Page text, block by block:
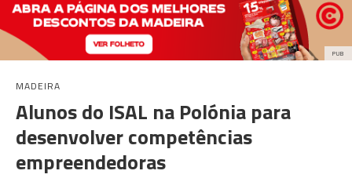
PUB
MADEIRA
Alunos do ISAL na Polónia para
desenvolver competências
empreendedoras